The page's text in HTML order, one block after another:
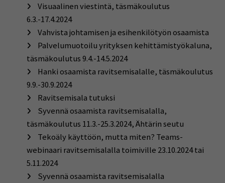
Visuaalinen viestintä, täsmäkoulutus
6.3.-17.4.2024
Vahvista johtamisen ja esihenkilötyön osaamista
Palvelumuotoilu yrityksen kehittämistyökaluna,
täsmäkoulutus 9.4.-14.5.2024
Hanki osaamista ravitsemisalalle, täsmäkoulutus
9.9.-30.9.2024
Ravitsemisala tutuksi
Syvennä osaamista ravitsemisalalla,
täsmäkoulutus 11.3.-25.3.2024, Ähtärin seutu
Tekoäly käyttöön, mutta miten? Teams-
webinaari ravitsemisalalla toimiville 23.10.2024 tai
5.11.2024
Syvennä osaamista ravitsemisalalla